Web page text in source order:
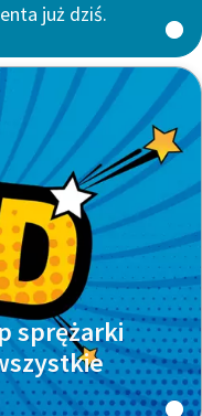
już dziś.
sprężarki